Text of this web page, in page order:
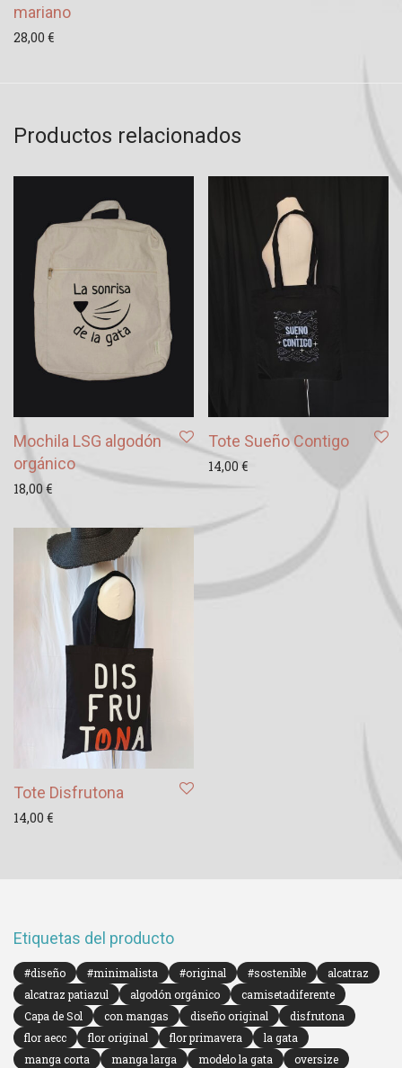
mariano
28,00 €
Productos relacionados
Mochila LSG algodón
orgánico
18,00 €
Tote Sueño Contigo
14,00 €
Tote Disfrutona
14,00 €
Etiquetas del producto
#diseño #minimalista #original #sostenible
alcatraz
alcatraz patiazul
algodón orgánico
camisetadiferente
Capa de Sol
con mangas diseño original
disfrutona
flor aecc
flor original flor primavera
la gata
manga corta
manga larga modelo la gata
oversize